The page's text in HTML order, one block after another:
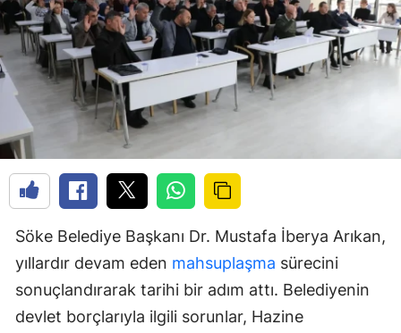
Söke Belediye Başkanı Dr. Mustafa İberya Arıkan,
yıllardır devam eden mahsuplaşma sürecini
sonuçlandırarak tarihi bir adım attı. Belediyenin
devlet borçlarıyla ilgili sorunlar, Hazine